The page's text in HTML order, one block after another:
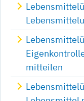
mitteilen